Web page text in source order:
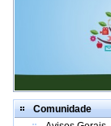
Comunidade